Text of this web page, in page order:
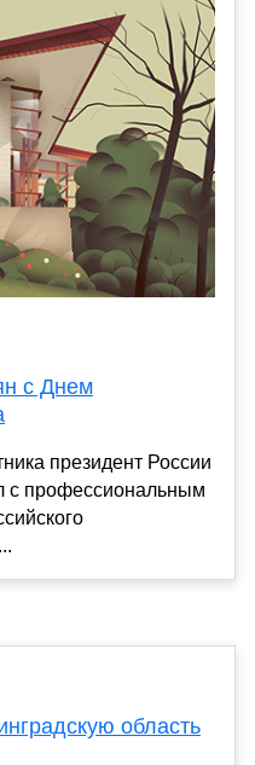
с Днем
президент России
с профессиональным
область